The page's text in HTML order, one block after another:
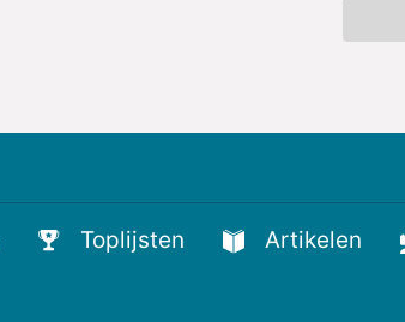
Toplijsten Artikelen